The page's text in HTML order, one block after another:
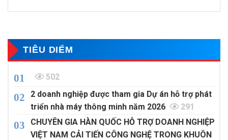
TIÊU DIỂM
502
2 doanh nghiệp được tham gia Dự án hỗ trợ phát
triển nhà máy thông minh năm 2026
291
CHUYÊN GIA HÀN QUỐC HỖ TRỢ DOANH NGHIỆP
VIỆT NAM CẢI TIẾN CÔNG NGHỆ TRONG KHUÔN